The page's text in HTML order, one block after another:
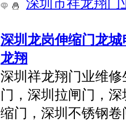
深圳龙岗伸缩门龙
龙翔
深圳祥龙翔门业维
门，深圳拉闸门，
缩门，深圳不锈钢